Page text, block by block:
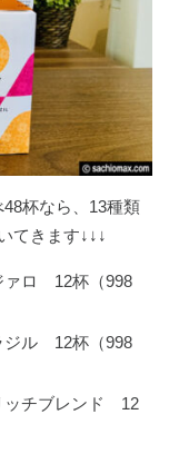
杯なら、13種類
てきます↓↓↓
ァロ 12杯（998
ジル 12杯（998
チブレンド 12